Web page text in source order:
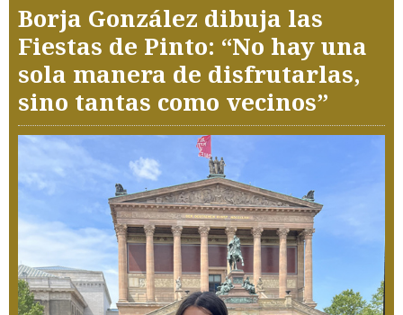
Borja González dibuja las
Fiestas de Pinto: “No hay una
sola manera de disfrutarlas,
sino tantas como vecinos”